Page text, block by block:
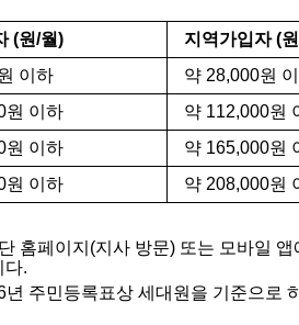
(원/월) 지역가입자 (
이하 약 28,000원
원 이하 약 112,000원
원 이하 약 165,000원
원 이하 약 208,000원
홈페이지(지사 방문) 또는 모바일
다.
년 주민등록표상 세대원을 기준으로